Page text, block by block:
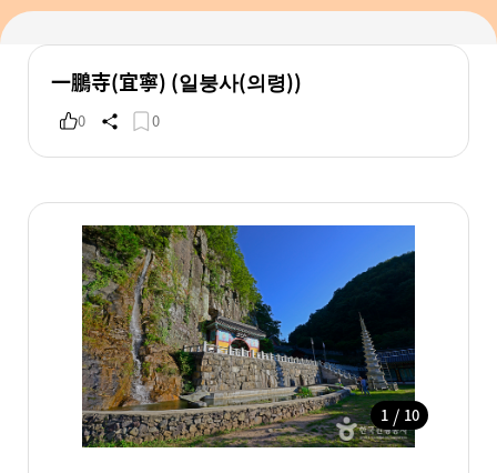
一鵬寺(宜寧) (일붕사(의령))
0 0
1 / 10